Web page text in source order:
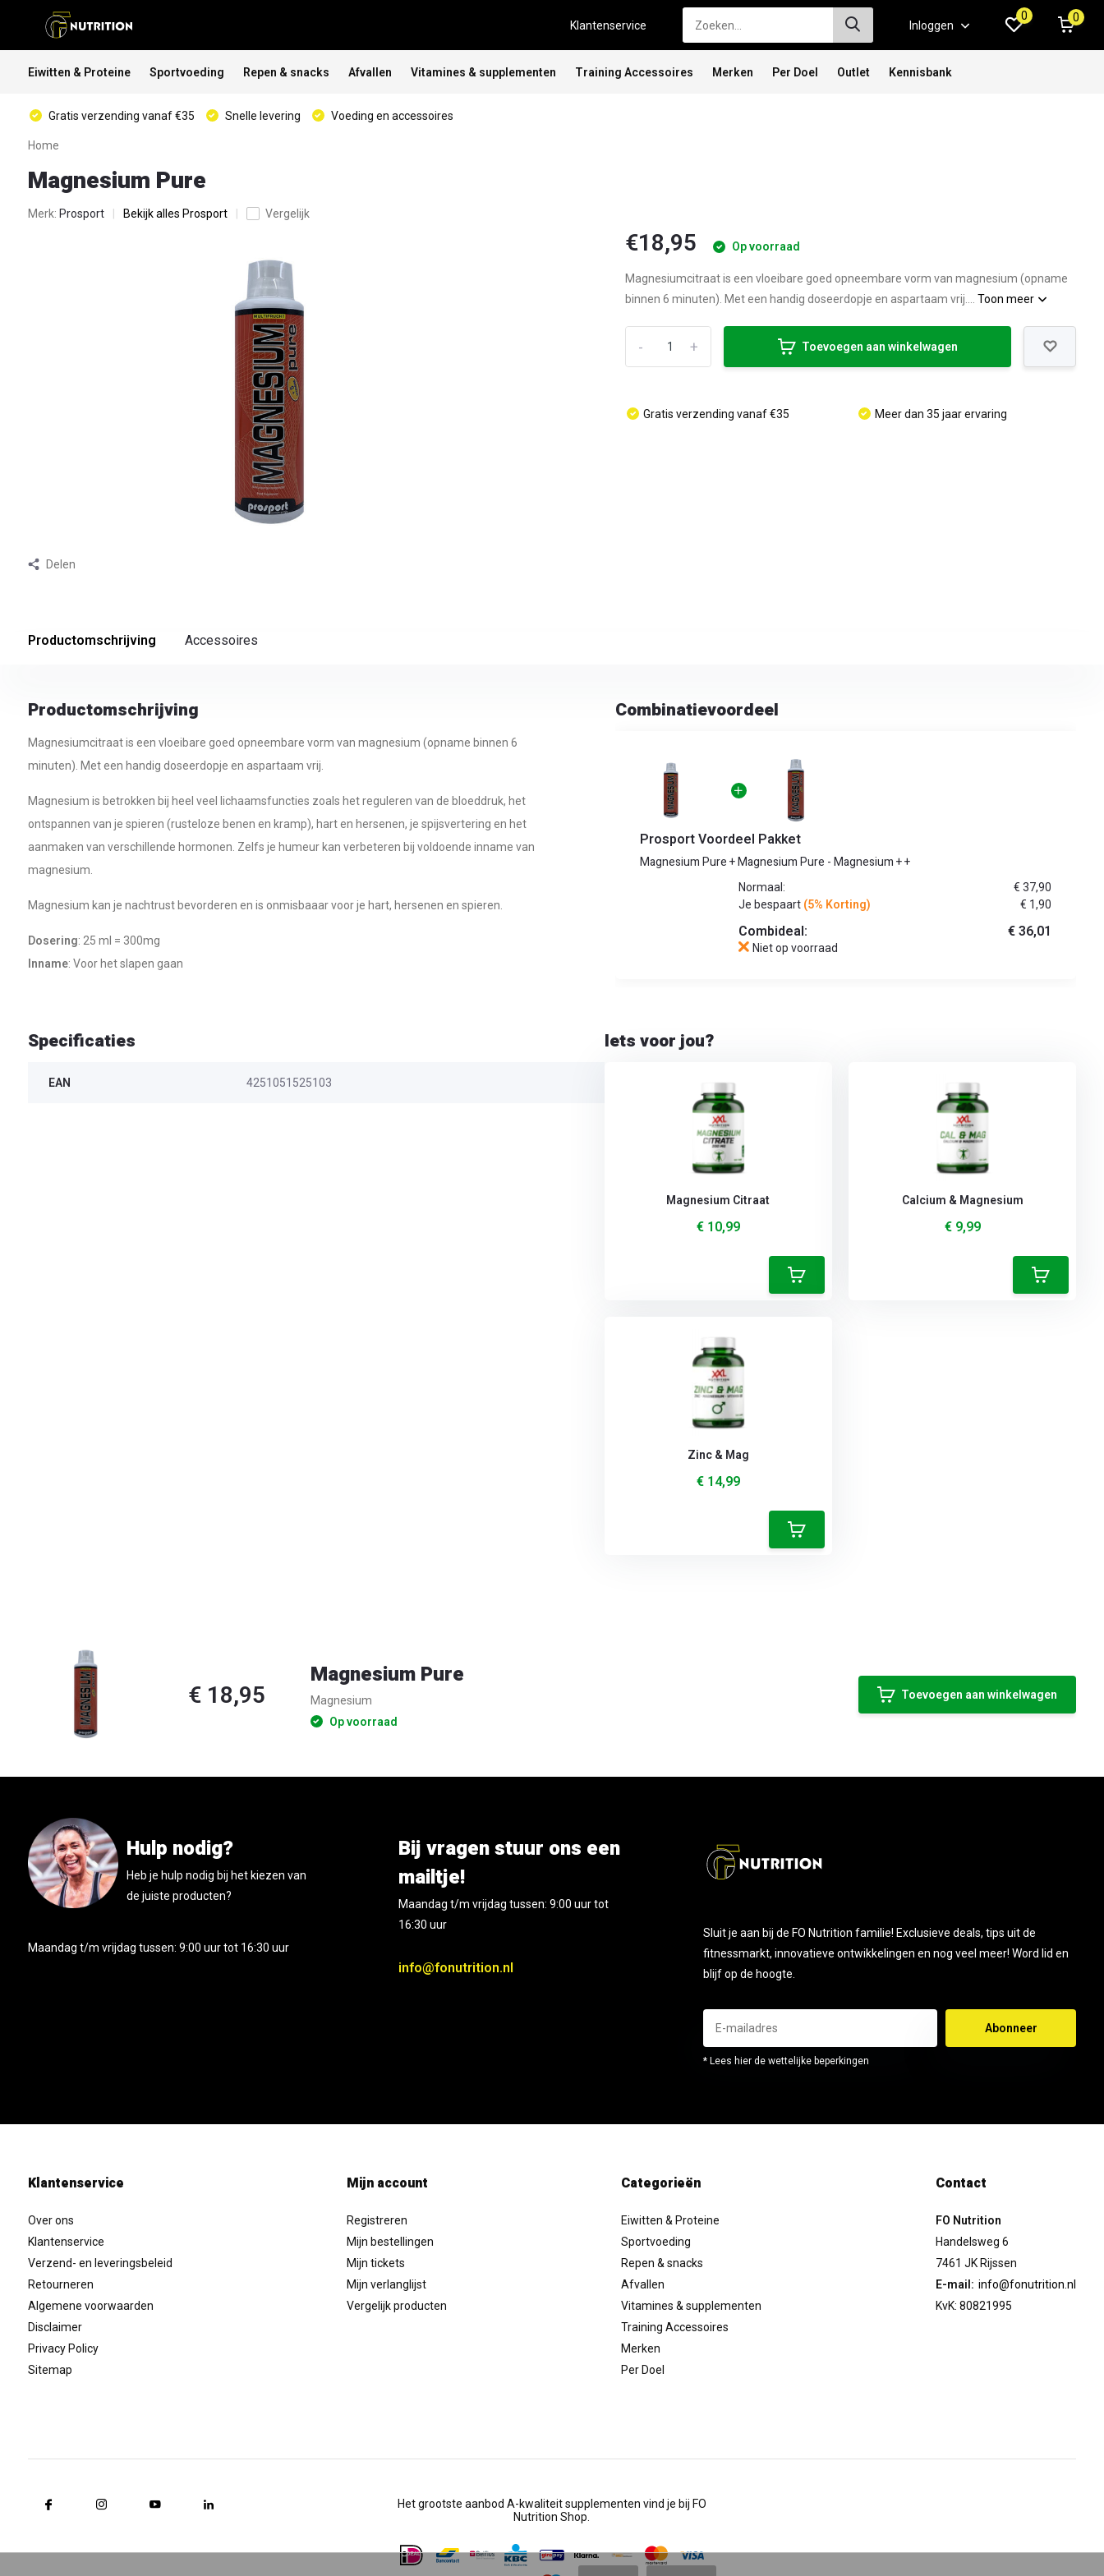
Klantenservice Inloggen
0 0
Eiwitten & Proteine Sportvoeding Repen & snacks Afvallen Vitamines & supplementen Training Accessoires Merken Per Doel Outlet Kennisbank
Gratis verzending vanaf €35 Snelle levering Voeding en accessoires
Home
Magnesium Pure
Merk: Prosport Bekijk alles Prosport Vergelijk
Delen
€18,95 Op voorraad
Magnesiumcitraat is een vloeibare goed opneembare vorm van magnesium (opname
binnen 6 minuten). Met een handig doseerdopje en aspartaam vrij....Toon meer
+
- Toevoegen aan winkelwagen
Gratis verzending vanaf €35 Meer dan 35 jaar ervaring
Productomschrijving Accessoires
Productomschrijving
Magnesiumcitraat is een vloeibare goed opneembare vorm van magnesium (opname binnen 6
minuten). Met een handig doseerdopje en aspartaam vrij.
Magnesium is betrokken bij heel veel lichaamsfuncties zoals het reguleren van de bloeddruk, het
ontspannen van je spieren (rusteloze benen en kramp), hart en hersenen, je spijsvertering en het
aanmaken van verschillende hormonen. Zelfs je humeur kan verbeteren bij voldoende inname van
magnesium.
Magnesium kan je nachtrust bevorderen en is onmisbaaar voor je hart, hersenen en spieren.
Dosering: 25 ml = 300mg
Inname: Voor het slapen gaan
Combinatievoordeel
Prosport Voordeel Pakket
Magnesium Pure +Magnesium Pure - Magnesium++
Normaal:
€ 37,90
Je bespaart (5% Korting) € 1,90
Combideal: € 36,01
Niet op voorraad
Iets voor jou?
Magnesium Citraat
€ 10,99
Calcium & Magnesium
€ 9,99
Zinc & Mag
€ 14,99
Specificaties
EAN 4251051525103
€ 18,95
Magnesium Pure
Magnesium
Op voorraad
Toevoegen aan winkelwagen
Hulp nodig?
Heb je hulp nodig bij het kiezen van
de juiste producten?
Maandag t/m vrijdag tussen: 9:00 uur tot 16:30 uur
Bij vragen stuur ons een
mailtje!
Maandag t/m vrijdag tussen: 9:00 uur tot
16:30 uur
info@fonutrition.nl
Sluit je aan bij de FO Nutrition familie! Exclusieve deals, tips uit de
fitnessmarkt, innovatieve ontwikkelingen en nog veel meer! Word lid en
blijf op de hoogte.
Abonneer
* Lees hier de wettelijke beperkingen
Klantenservice
Over ons
Klantenservice
Verzend- en leveringsbeleid
Retourneren
Algemene voorwaarden
Disclaimer
Privacy Policy
Sitemap
Mijn account
Registreren
Mijn bestellingen
Mijn tickets
Mijn verlanglijst
Vergelijk producten
Categorieën
Eiwitten & Proteine
Sportvoeding
Repen & snacks
Afvallen
Vitamines & supplementen
Training Accessoires
Merken
Per Doel
Contact
FO Nutrition
Handelsweg 6
7461 JK Rijssen
E-mail: info@fonutrition.nl
KvK: 80821995
Het grootste aanbod A-kwaliteit supplementen vind je bij FO
Nutrition Shop.